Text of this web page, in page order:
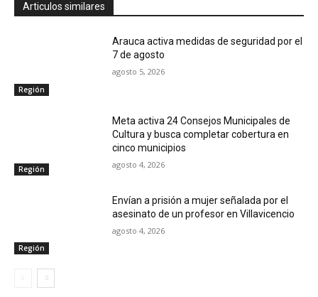
Articulos similares
Región
Arauca activa medidas de seguridad por el
7 de agosto
agosto 5, 2026
Región
Meta activa 24 Consejos Municipales de
Cultura y busca completar cobertura en
cinco municipios
agosto 4, 2026
Región
Envían a prisión a mujer señalada por el
asesinato de un profesor en Villavicencio
agosto 4, 2026